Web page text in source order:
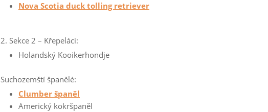
Nova Scotia duck tolling retriever
2. Sekce 2 – Křepeláci:
Holandský Kooikerhondje
Suchozemští španělé:
Clumber španěl
Americký kokršpaněl